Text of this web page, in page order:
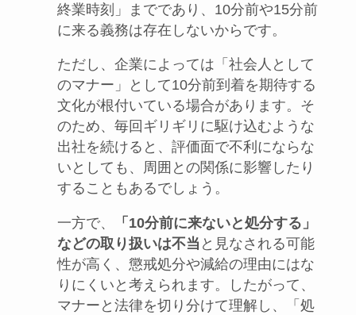
終業時刻」までであり、10分前や15分前
に来る義務は存在しないからです。
ただし、企業によっては「社会人として
のマナー」として10分前到着を期待する
文化が根付いている場合があります。そ
のため、毎回ギリギリに駆け込むような
出社を続けると、評価面で不利にならな
いとしても、周囲との関係に影響したり
することもあるでしょう。
一方で、
「10分前に来ないと処分する」
などの取り扱いは不当 と見なされる可能
性が高く、懲戒処分や減給の理由にはな
りにくいと考えられます。したがって、
マナーと法律を切り分けて理解し、「処